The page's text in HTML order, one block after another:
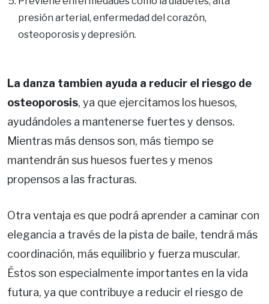
presión arterial, enfermedad del corazón,
osteoporosis y depresión.
La danza tambien ayuda a reducir el riesgo de
osteoporosis, ya que ejercitamos los huesos,
ayudándoles a mantenerse fuertes y densos.
Mientras más densos son, más tiempo se
mantendrán sus huesos fuertes y menos
propensos a las fracturas.
Otra ventaja es que podrá aprender a caminar con
elegancia a través de la pista de baile, tendrá más
coordinación, más equilibrio y fuerza muscular.
Éstos son especialmente importantes en la vida
futura, ya que contribuye a reducir el riesgo de